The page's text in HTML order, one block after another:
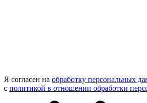
Я согласен на обработку персональных
с политикой в отношении обработки